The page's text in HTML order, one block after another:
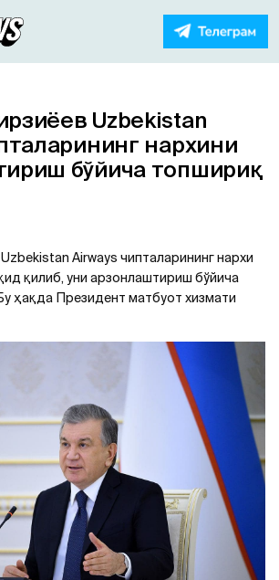
Uzbekistan
нархини
бўйича топшириқ
Airways чипталарининг нархи
қилиб, уни арзонлаштириш бўйича
ҳақда Президент матбуот хизмати